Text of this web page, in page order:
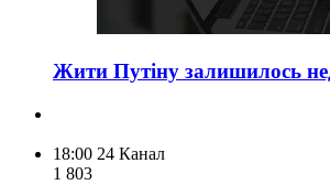
Жити Путіну залишилось
18:00 24 Канал
1 803